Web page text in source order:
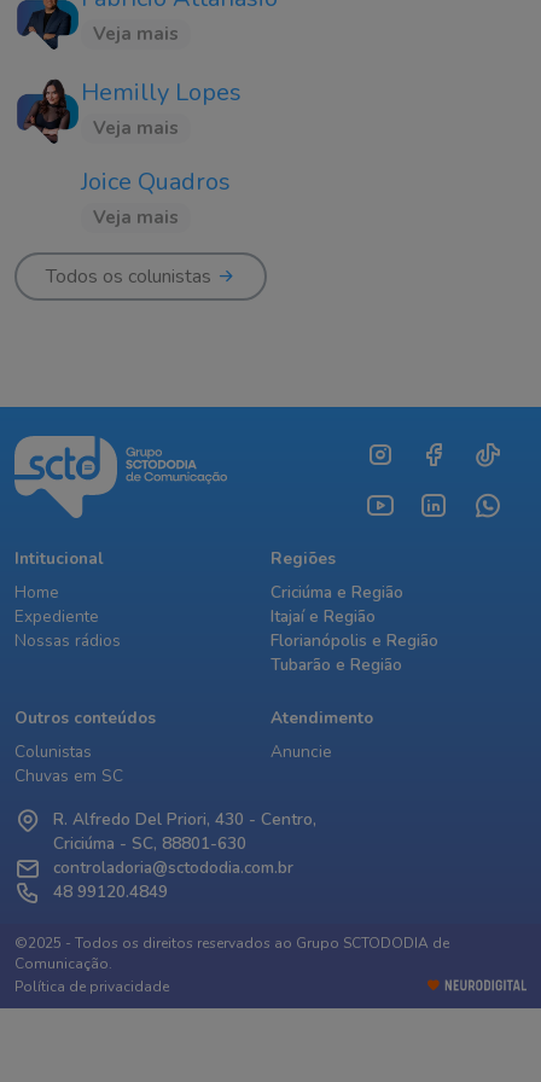
Veja mais
Hemilly Lopes
Veja mais
Joice Quadros
Veja mais
Todos os colunistas
Intitucional
Home
Expediente
Nossas rádios
Regiões
Criciúma e Região
Itajaí e Região
Florianópolis e Região
Tubarão e Região
Outros conteúdos
Colunistas
Chuvas em SC
Atendimento
Anuncie
R. Alfredo Del Priori, 430 - Centro,
Criciúma - SC, 88801-630
controladoria@sctododia.com.br
48 99120.4849
©2025 - Todos os direitos reservados ao Grupo SCTODODIA de
Comunicação.
Política de privacidade